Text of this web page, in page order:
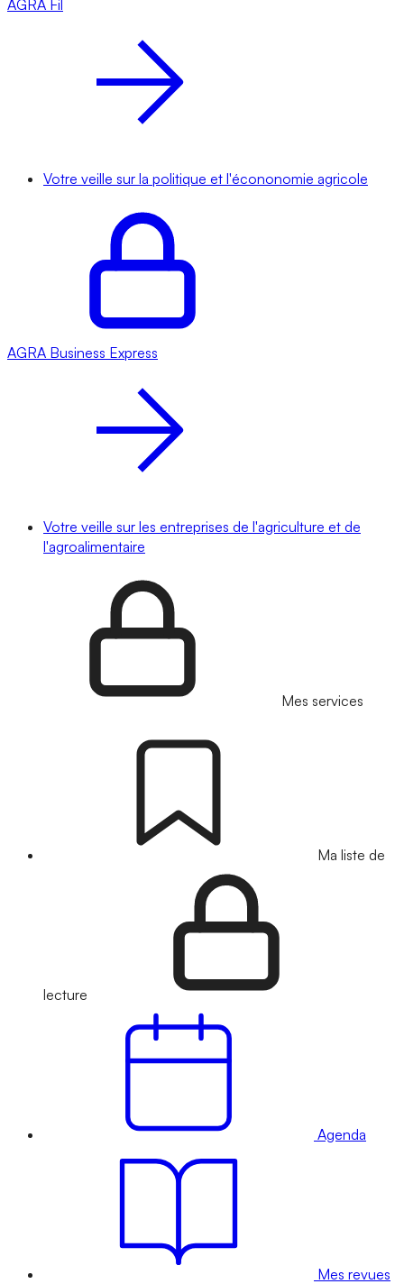
AGRA Fil
Votre veille sur la politique et l'écononomie agricole
AGRA Business Express
Votre veille sur les entreprises de l'agriculture et de
l'agroalimentaire
Mes services
Ma liste de
lecture
Agenda
Mes revues